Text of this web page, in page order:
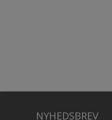
NYHEDSBREV